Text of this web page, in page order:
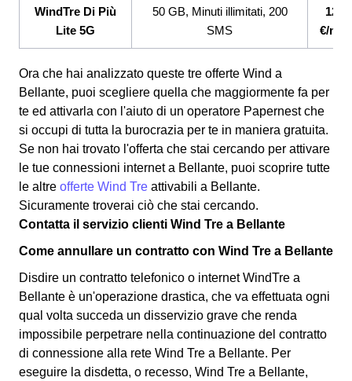
WindTre Di Più
Lite 5G
50 GB, Minuti illimitati, 200
SMS
€/
Ora che hai analizzato queste tre offerte Wind a
Bellante, puoi scegliere quella che maggiormente fa per
te ed attivarla con l'aiuto di un operatore Papernest che
si occupi di tutta la burocrazia per te in maniera gratuita.
Se non hai trovato l'offerta che stai cercando per attivare
le tue connessioni internet a Bellante, puoi scoprire tutte
le altre offerte Wind Tre attivabili a Bellante.
Sicuramente troverai ciò che stai cercando.
Contatta il servizio clienti Wind Tre a Bellante
Come annullare un contratto con Wind Tre a Bellante
Disdire un contratto telefonico o internet WindTre a
Bellante è un'operazione drastica, che va effettuata ogni
qual volta succeda un disservizio grave che renda
impossibile perpetrare nella continuazione del contratto
di connessione alla rete Wind Tre a Bellante. Per
eseguire la disdetta, o recesso, Wind Tre a Bellante,